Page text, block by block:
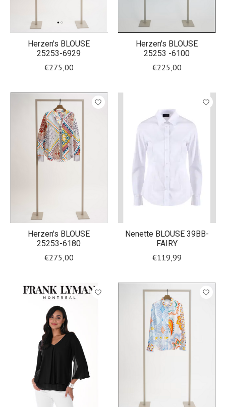
Herzen's BLOUSE
25253-6929
€275,00
Herzen's BLOUSE
25253 -6100
€225,00
Herzen's BLOUSE
25253-6180
€275,00
Nenette BLOUSE 39BB-
FAIRY
€119,99